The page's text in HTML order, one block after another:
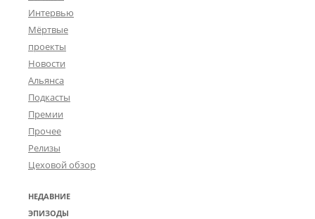
Интервью
Мёртвые
проекты
Новости
Альянса
Подкасты
Премии
Прочее
Релизы
Цеховой обзор
НЕДАВНИЕ
ЭПИЗОДЫ